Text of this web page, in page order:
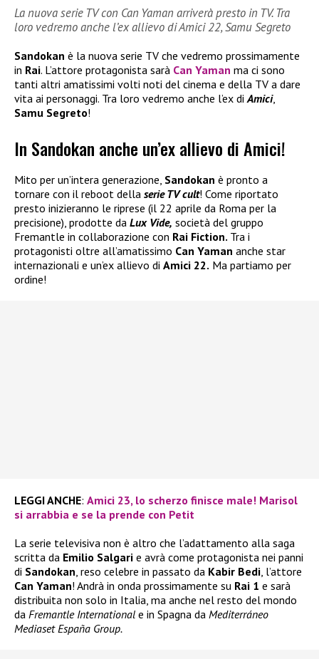
La nuova serie TV con Can Yaman arriverà presto in TV. Tra
loro vedremo anche l’ex allievo di Amici 22, Samu Segreto
Sandokan è la nuova serie TV che vedremo prossimamente
in Rai. L’attore protagonista sarà Can Yaman ma ci sono
tanti altri amatissimi volti noti del cinema e della TV a dare
vita ai personaggi. Tra loro vedremo anche l’ex di Amici,
Samu Segreto!
In Sandokan anche un’ex allievo di Amici!
Mito per un’intera generazione, Sandokan è pronto a
tornare con il reboot della serie TV cult! Come riportato
presto inizieranno le riprese (il 22 aprile da Roma per la
precisione), prodotte da Lux Vide, società del gruppo
Fremantle in collaborazione con Rai Fiction. Tra i
protagonisti oltre all’amatissimo Can Yaman anche star
internazionali e un’ex allievo di Amici 22. Ma partiamo per
ordine!
LEGGI ANCHE: Amici 23, lo scherzo finisce male! Marisol
si arrabbia e se la prende con Petit
La serie televisiva non è altro che l’adattamento alla saga
scritta da Emilio Salgari e avrà come protagonista nei panni
di Sandokan, reso celebre in passato da Kabir Bedi, l’attore
Can Yaman! Andrà in onda prossimamente su Rai 1 e sarà
distribuita non solo in Italia, ma anche nel resto del mondo
da Fremantle International e in Spagna da Mediterráneo
Mediaset España Group.